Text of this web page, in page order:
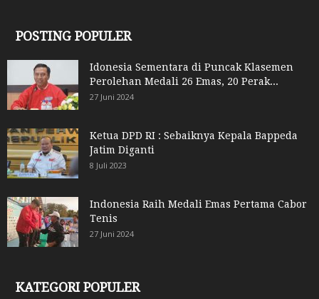
POSTING POPULER
Idonesia Sementara di Puncak Klasemen
Perolehan Medali 26 Emas, 20 Perak...
27 Juni 2024
Ketua DPD RI : Sebaiknya Kepala Bappeda
Jatim Diganti
8 Juli 2023
Indonesia Raih Medali Emas Pertama Cabor
Tenis
27 Juni 2024
KATEGORI POPULER